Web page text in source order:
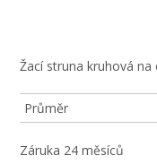
Žací struna kruhová
Průměr
Záruka 24 měsíců